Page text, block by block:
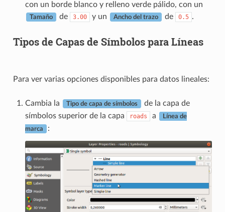
con un borde blanco y relleno verde pálido, con un
Tamaño de 3.00 y un Ancho del trazo de 0.5 .
Tipos de Capas de Símbolos para Líneas
Para ver varias opciones disponibles para datos lineales:
Cambia la Tipo de capa de símbolos
de la capa de
símbolos superior de la capa
roads a Línea de
marca :